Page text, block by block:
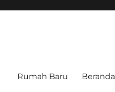
Rumah Baru Beranda